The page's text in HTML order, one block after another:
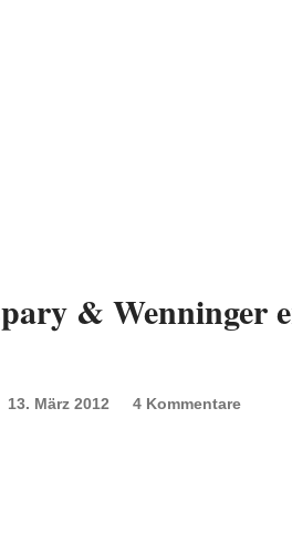
& Wenninger
13. März 2012 4 Kommentare